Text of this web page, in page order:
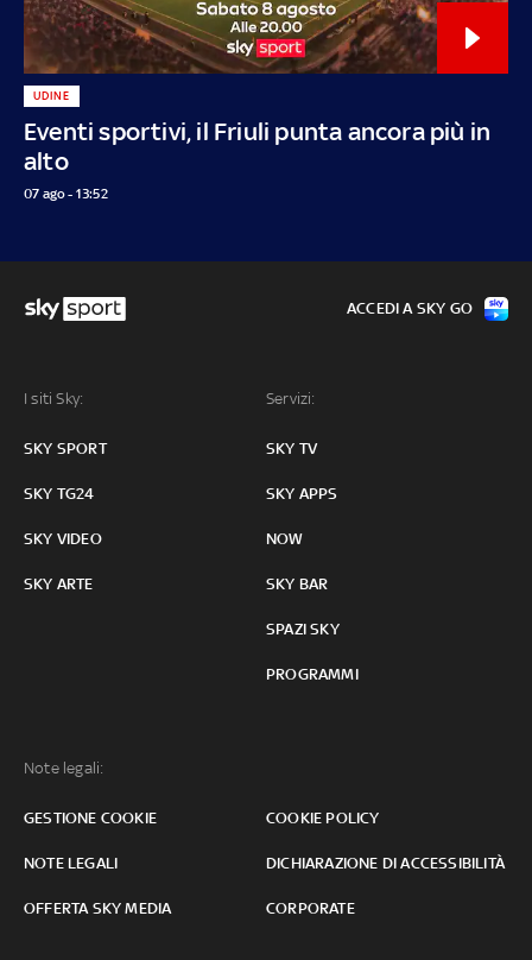
Eventi sportivi, il Friuli punta ancora più in
alto
UDINE
07 ago - 13:52
I siti Sky:
SKY SPORT
SKY TG24
SKY VIDEO
SKY ARTE
Servizi:
SKY TV
SKY APPS
NOW
SKY BAR
SPAZI SKY
PROGRAMMI
Note legali:
GESTIONE COOKIE COOKIE POLICY
NOTE LEGALI DICHIARAZIONE DI ACCESSIBILITÀ
OFFERTA SKY MEDIA CORPORATE
ACCEDI A SKY GO